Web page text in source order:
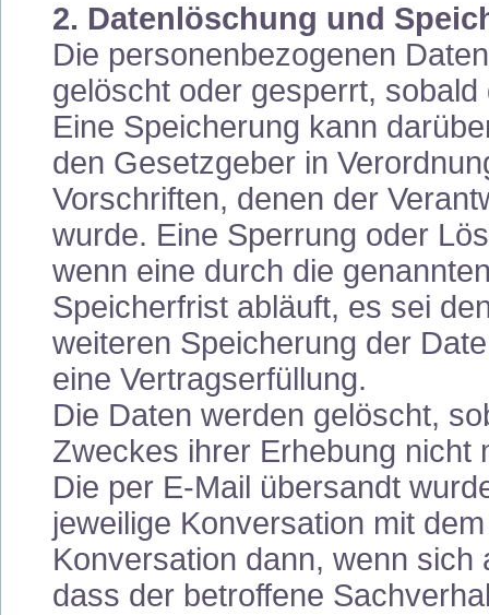
2. Datenlöschung und
Die personenbezogenen
gelöscht oder gesperrt,
Eine Speicherung kann
den Gesetzgeber in
Vorschriften, denen der
wurde. Eine Sperrung oder
wenn eine durch die
Speicherfrist abläuft, es sei
weiteren Speicherung der
eine Vertragserfüllung.
Die Daten werden gelöscht,
Zweckes ihrer Erhebung nicht
Die per E-Mail übersandt
jeweilige Konversation mit
Konversation dann, wenn
dass der betroffene